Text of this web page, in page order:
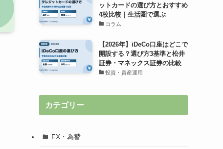
ットカードの選び方とおすすめ
4枚比較｜生活圏で選ぶ
コラム
【2026年】iDeCo口座はどこで
開設する？選び方3基準と松井
証券・マネックス証券の比較
投資・資産運用
カテゴリー
FX・為替